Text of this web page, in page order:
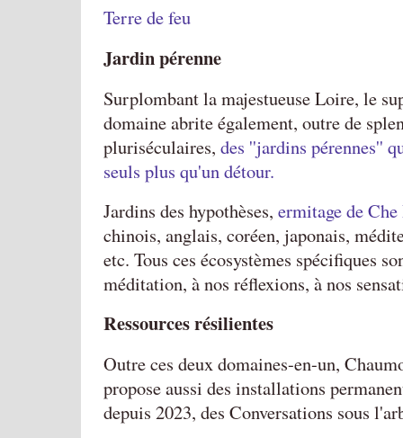
Terre de feu
Jardin pérenne
Surplombant la majestueuse Loire, le
domaine abrite également, outre de
pluriséculaires, des ''jardins pérennes''
seuls plus qu'un détour.
Jardins des hypothèses, ermitage de
chinois, anglais, coréen, japonais,
etc. Tous ces écosystèmes spécifiques
méditation, à nos réflexions, à nos
Ressources résilientes
Outre ces deux domaines-en-un,
propose aussi des installations
depuis 2023, des Conversations sous